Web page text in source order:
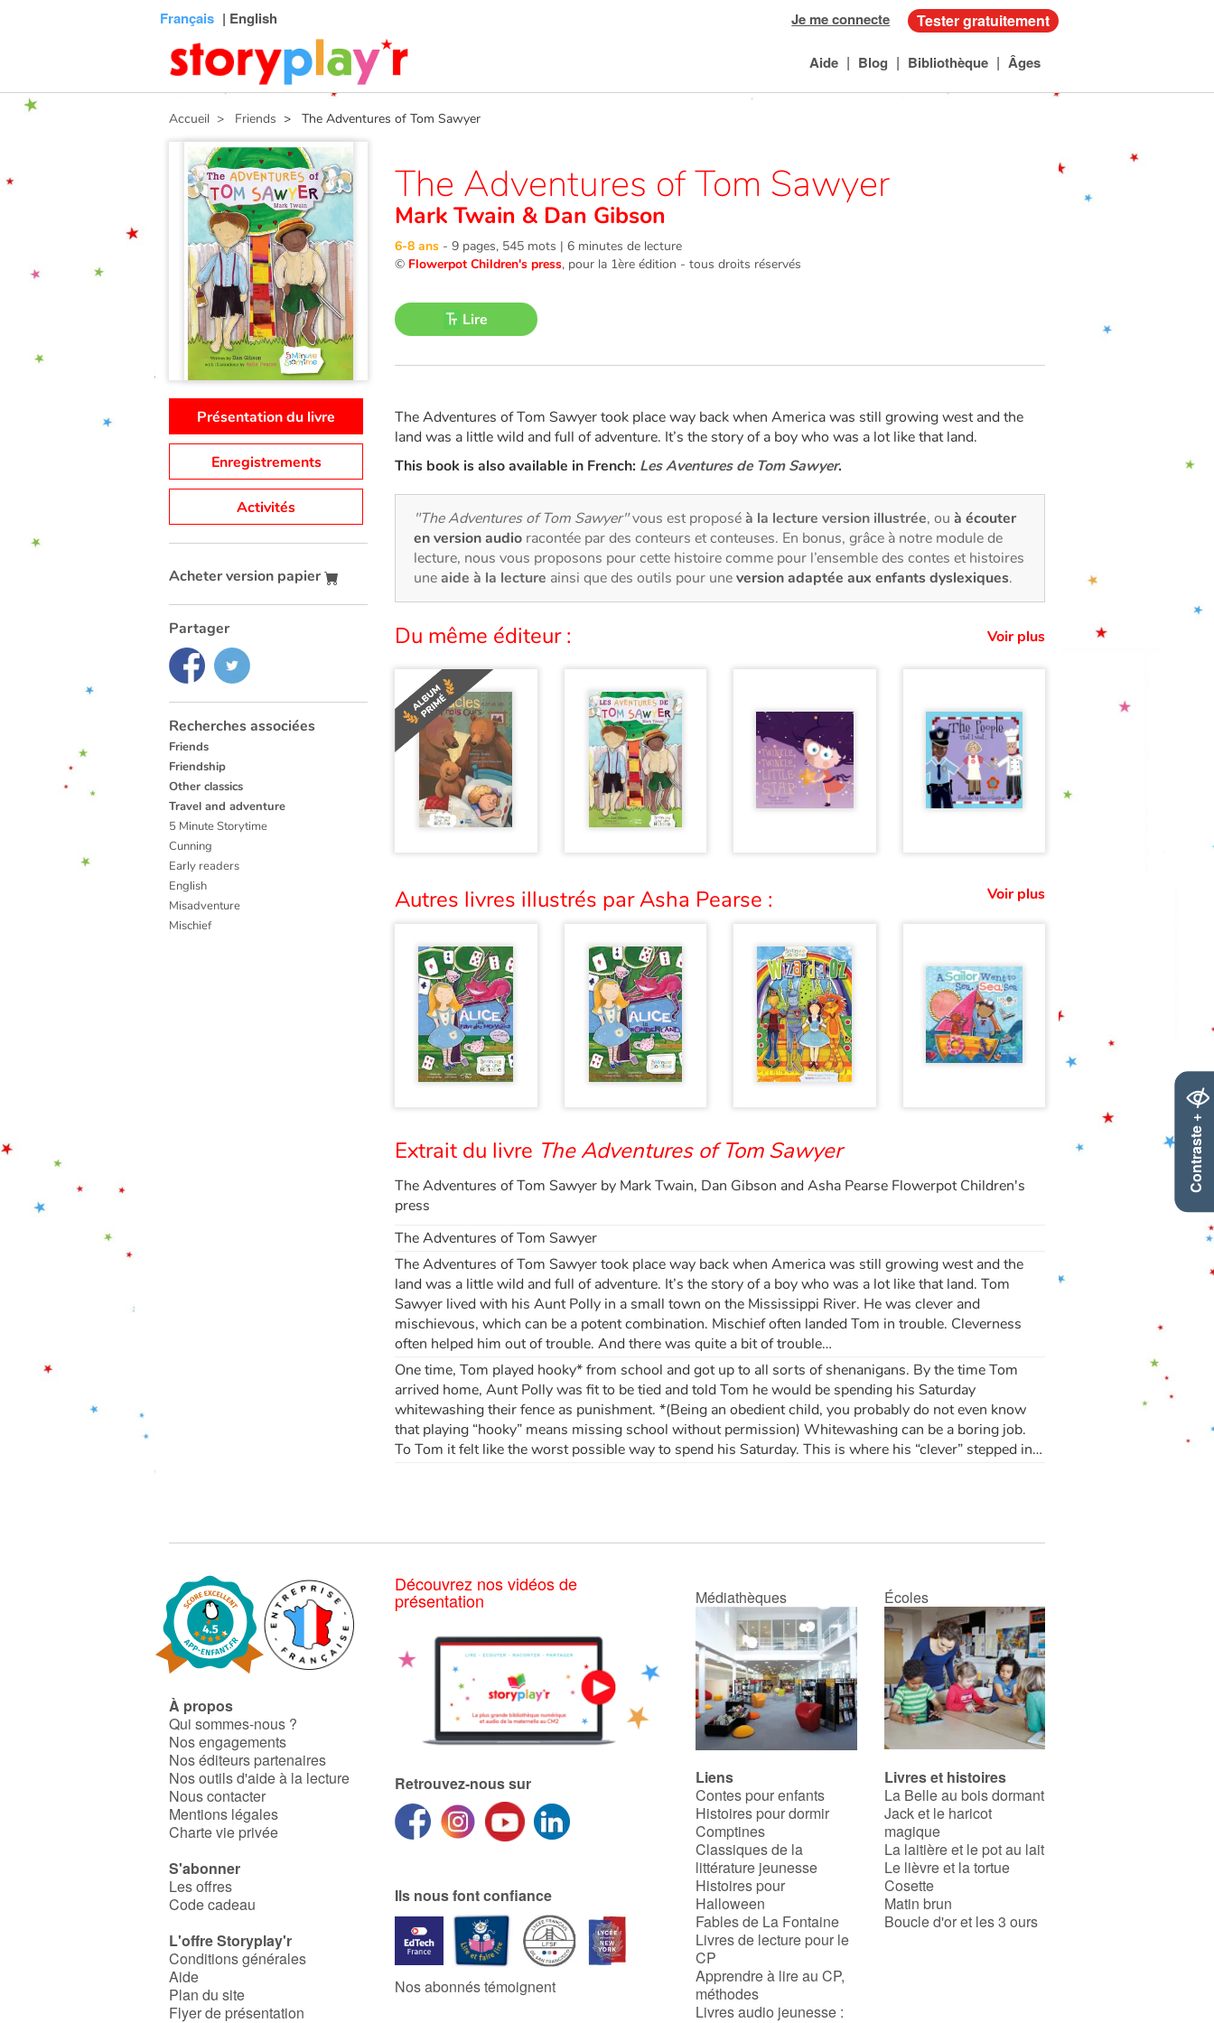
Contraste +
Français | English Je me connecte Tester gratuitement
Aide | Blog | Bibliothèque | Âges
Accueil > Friends > The Adventures of Tom Sawyer
The Adventures of Tom Sawyer
Mark Twain & Dan Gibson
6-8 ans - 9 pages, 545 mots | 6 minutes de lecture
© Flowerpot Children's press, pour la 1ère édition - tous droits réservés
Lire
Présentation du livre
Enregistrements
Activités
Acheter version papier
Partager
Recherches associées
Friends
Friendship
Other classics
Travel and adventure
5 Minute Storytime
Cunning
Early readers
English
Misadventure
Mischief
The Adventures of Tom Sawyer took place way back when America was still growing west and the
land was a little wild and full of adventure. It’s the story of a boy who was a lot like that land.
This book is also available in French: Les Aventures de Tom Sawyer.
"The Adventures of Tom Sawyer"vous est proposéà la lecture version illustrée, ou à écouter
en version audio racontée par des conteurs et conteuses. En bonus, grâce à notre module de
lecture, nous vous proposons pour cette histoire comme pour l’ensemble des contes et histoires
uneaide à la lecture ainsi que des outils pour uneversion adaptée aux enfants dyslexiques.
Du même éditeur : Voir plus
Autres livres illustrés par Asha Pearse : Voir plus
Extrait du livre The Adventures of Tom Sawyer
The Adventures of Tom Sawyer by Mark Twain, Dan Gibson and Asha Pearse Flowerpot Children's
press
The Adventures of Tom Sawyer
The Adventures of Tom Sawyer took place way back when America was still growing west and the
land was a little wild and full of adventure. It’s the story of a boy who was a lot like that land. Tom
Sawyer lived with his Aunt Polly in a small town on the Mississippi River. He was clever and
mischievous, which can be a potent combination. Mischief often landed Tom in trouble. Cleverness
often helped him out of trouble. And there was quite a bit of trouble…
One time, Tom played hooky* from school and got up to all sorts of shenanigans. By the time Tom
arrived home, Aunt Polly was fit to be tied and told Tom he would be spending his Saturday
whitewashing their fence as punishment. *(Being an obedient child, you probably do not even know
that playing “hooky” means missing school without permission) Whitewashing can be a boring job.
To Tom it felt like the worst possible way to spend his Saturday. This is where his “clever” stepped in…
À propos
Qui sommes-nous ?
Nos engagements
Nos éditeurs partenaires
Nos outils d'aide à la lecture
Nous contacter
Mentions légales
Charte vie privée
S'abonner
Les offres
Code cadeau
L'offre Storyplay'r
Conditions générales
Aide
Plan du site
Flyer de présentation
Découvrez nos vidéos de
présentation
Retrouvez-nous sur
Ils nous font confiance
Nos abonnés témoignent
Médiathèques Écoles
Liens
Contes pour enfants
Histoires pour dormir
Comptines
Classiques de la
littérature jeunesse
Histoires pour
Halloween
Fables de La Fontaine
Livres de lecture pour le
CP
Apprendre à lire au CP,
méthodes
Livres audio jeunesse :
Livres et histoires
La Belle au bois dormant
Jack et le haricot
magique
La laitière et le pot au lait
Le lièvre et la tortue
Cosette
Matin brun
Boucle d'or et les 3 ours